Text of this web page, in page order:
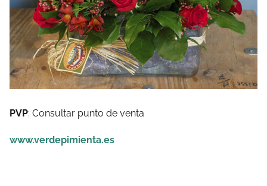
PVP: Consultar punto de venta
www.verdepimienta.es